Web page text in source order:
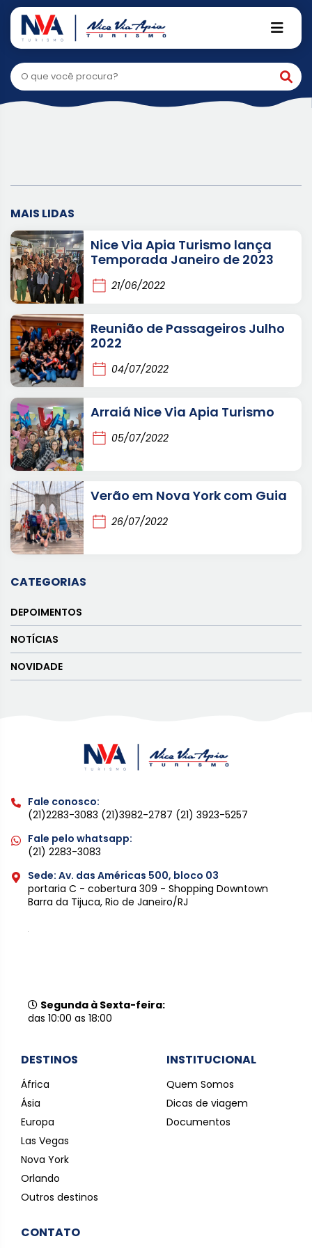
Pular
conteúdo
Home
Notícias
MAIS LIDAS
Nice Via Apia Turismo lança
Temporada Janeiro de 2023
21/06/2022
Reunião de Passageiros Julho
2022
04/07/2022
Arraiá Nice Via Apia Turismo
05/07/2022
Verão em Nova York com Guia
26/07/2022
CATEGORIAS
DEPOIMENTOS
NOTÍCIAS
NOVIDADE
Fale conosco:
(21)2283-3083 (21)3982-2787 (21) 3923-5257
Fale pelo whatsapp:
(21) 2283-3083
Sede: Av. das Américas 500, bloco 03
portaria C - cobertura 309 - Shopping Downtown
Barra da Tijuca, Rio de Janeiro/RJ
Segunda à Sexta-feira:
das 10:00 as 18:00
DESTINOS
África
Ásia
Europa
Las Vegas
Nova York
Orlando
Outros destinos
INSTITUCIONAL
Quem Somos
Dicas de viagem
Documentos
CONTATO